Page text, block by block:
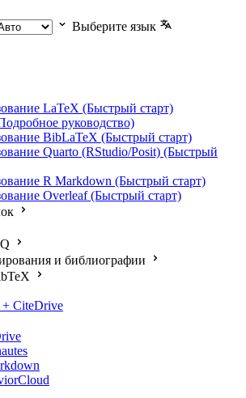
Выберите язык
LaTeX (Быстрый старт)
руководство)
BibLaTeX (Быстрый старт)
Quarto (RStudio/Posit) (Быстрый
R Markdown (Быстрый старт)
Overleaf (Быстрый старт)
и библиографии
+ CiteDrive